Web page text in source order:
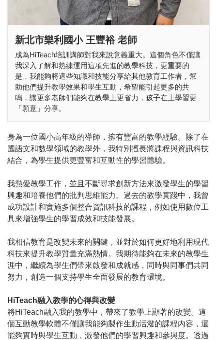
新北市樂利國小 王豐裕 老師
成為HiTeach培訓講師對我來說意義重大。這個角色不僅讓
我深入了解和熟練運用這項先進的教學科技，更重要的
是，我能夠將這些知識和技能分享給其他教育工作者，幫
助他們提升教學效果和學生互動，希望能引起更多的共
鳴，讓更多老師們能夠在教學上更省力，孩子在上學習更
「願意」分享。
身為一位國小高年級的導師，擁有豐富的教學經驗。除了在
國語文和數學領域的教學外，我特別擅長將課程與資訊科技
結合，為學生提供更豐富和互動性的學習體驗。
我熱愛教學工作，並且不斷尋求創新方法來激發學生的學習
興趣和培養他們的批判思維能力。過去的教學實踐中，我曾
成功設計和實施多個整合資訊科技的課程，例如使用數位工
具來增強學生的學習成效和技能發展。
我相信教育是改變未來的關鍵，並對於如何更好地利用現代
科技來提升教學質量充滿熱情。我期待能夠在未來的教學生
涯中，繼續為學生們帶來啟發和成就感，同時與同事們共同
努力，創造一個支持學生全面發展的教育環境。
HiTeach融入教學的心得與改變
將HiTeach融入我的教學中，帶來了教學上顯著的改變。這
個互動教學軟體不僅讓我能夠製作生動活潑的課程內容，還
能夠實時與學生互動，激發他們的學習興趣和參與度。透過